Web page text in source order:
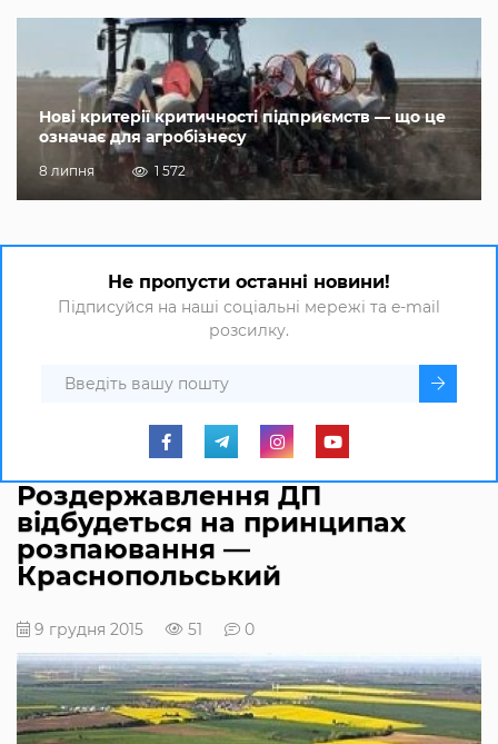
Нові критерії критичності підприємств — що це
означає для агробізнесу
8 липня 1 572
Не пропусти останні новини!
Підписуйся на наші соціальні мережі та e-mail
розсилку.
Роздержавлення ДП
відбудеться на принципах
розпаювання —
Краснопольський
9 грудня 2015 51 0